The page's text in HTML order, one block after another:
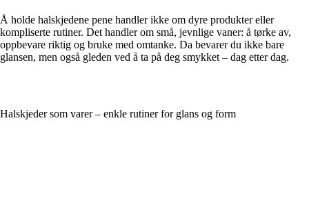
Å holde halskjedene pene handler ikke om dyre produkter eller
kompliserte rutiner. Det handler om små, jevnlige vaner: å tørke av,
oppbevare riktig og bruke med omtanke. Da bevarer du ikke bare
glansen, men også gleden ved å ta på deg smykket – dag etter dag.
Halskjeder som varer – enkle rutiner for glans og form